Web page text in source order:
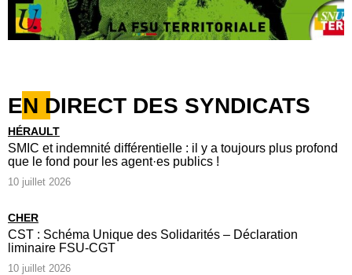
EN DIRECT DES SYNDICATS
HÉRAULT
SMIC et indemnité différentielle : il y a toujours plus profond
que le fond pour les agent·es publics !
10 juillet 2026
CHER
CST : Schéma Unique des Solidarités – Déclaration
liminaire FSU-CGT
10 juillet 2026